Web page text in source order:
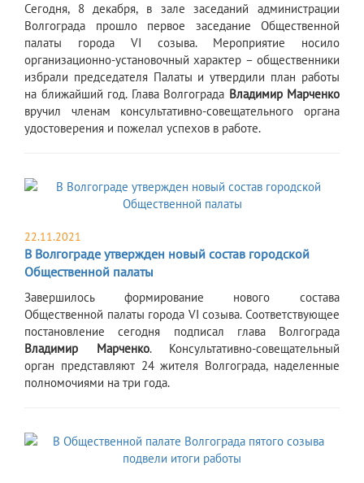
​Сегодня, 8 декабря, в зале заседаний администрации
Волгограда прошло первое заседание Общественной
палаты города VI созыва. Мероприятие носило
организационно-установочный характер – общественники
избрали председателя Палаты и утвердили план работы
на ближайший год. Глава Волгограда Владимир Марченко
вручил членам консультативно-совещательного органа
удостоверения и пожелал успехов в работе.
22.11.2021
В Волгограде утвержден новый состав городской
Общественной палаты
​Завершилось формирование нового состава
Общественной палаты города VI созыва. Соответствующее
постановление сегодня подписал глава Волгограда
Владимир Марченко. Консультативно-совещательный
орган представляют 24 жителя Волгограда, наделенные
полномочиями на три года.